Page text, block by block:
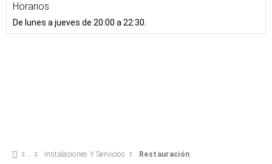
Horarios
De lunes a jueves de 20:00 a 22:30.
Instalaciones Y Servicios Restauración